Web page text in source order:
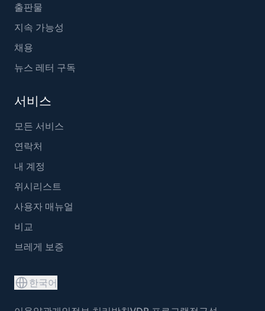
출판물
지속 가능성
채용
뉴스 레터 구독
서비스
모든 서비스
연락처
내 계정
위시리스트
사용자 매뉴얼
비교
브레게 보증
한국어